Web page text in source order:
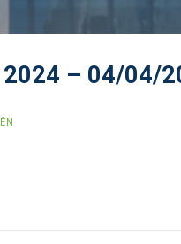
2024 – 04/04/